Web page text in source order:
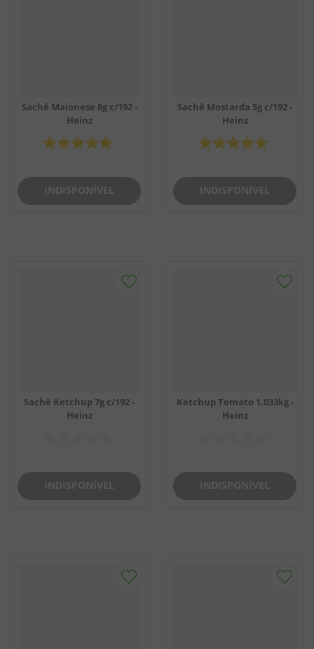
Sachê Maionese 8g c/192 -
Heinz
INDISPONÍVEL
Sachê Mostarda 5g c/192 -
Heinz
INDISPONÍVEL
Sachê Ketchup 7g c/192 -
Heinz
INDISPONÍVEL
Ketchup Tomato 1,033kg -
Heinz
INDISPONÍVEL